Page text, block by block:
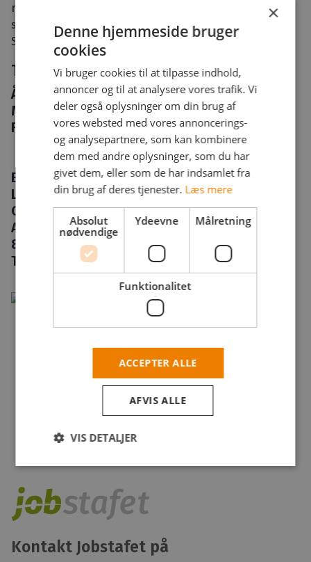
rådgivning i ansættelsesret, arbejdsmiljørådgivning
samt hjælp til ansøgning om udenlandsk arbejdskraft.
Se alle vores ydelser her
Telefonsupport nr. 7878 0127
Åbningstider telefonsupport:
Man. - tors. kl. 8.00 - 16.00
Fred. kl. 8.00 - 14.00
Ejeroplysninger
LandboUngdom
CVR 25 85 48 53
Agro Food Park 15
8200 Århus
Tlf.: +45 7878 0127
Kontakt Jobstafet på
×
Denne hjemmeside bruger
cookies
Vi bruger cookies til at tilpasse indhold,
annoncer og til at analysere vores trafik. Vi
deler også oplysninger om din brug af
vores websted med vores annoncerings-
og analysepartnere, som kan kombinere
dem med andre oplysninger, som du har
givet dem, eller som de har indsamlet fra
din brug af deres tjenester. Læs mere
Absolut
nødvendige
Ydeevne Målretning
Funktionalitet
ACCEPTER ALLE
AFVIS ALLE
VIS DETALJER